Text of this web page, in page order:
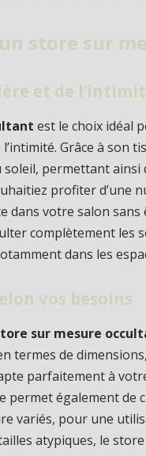
store sur
et de
est le choix idéal
Grâce à son
permettant
profiter d’une
dans votre salon
complètement les
dans les
vos besoins
sur mesure
termes de
parfaitement à
permet également
variés, pour une
atypiques, le